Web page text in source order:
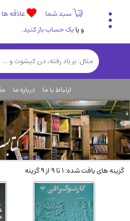
سبد شما علاقه ها
و یایک حساب باز کنید.
تاریخی و فرهنگی
(838)
رمان و داستان ایرانی(307)
روانشناسی(357)
انگلیسی و زبان خارجی(14)
کودکان و نوجوانان(76)
کتب نادر و کمیاب(19)
روانشناسی(112)
طب گیاهی و سنتی(45)
فلسفه و جامعه شناسی(151)
ادبیات و شعر(511)
ارتباط با ما درباره ما
گزینه های یافت شده: 1 تا 9 از 9 گزینه